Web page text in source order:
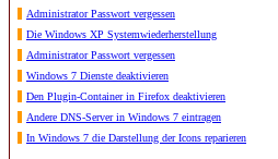
Administrator Passwort vergessen
Die Windows XP Systemwiederherstellung
Administrator Passwort vergessen
Windows 7 Dienste deaktivieren
Den Plugin-Container in Firefox deaktivieren
Andere DNS-Server in Windows 7 eintragen
In Windows 7 die Darstellung der Icons reparieren